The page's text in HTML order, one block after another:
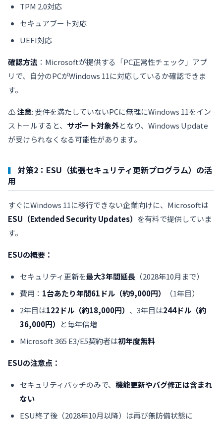
TPM 2.0対応
セキュアブート対応
UEFI対応
確認方法 ：Microsoftが提供する「PC正常性チェック」アプ
リで、自分のPCがWindows 11に対応しているか確認できま
す。
⚠️注意: 要件を満たしていないPCに無理にWindows 11をイン
ストールすると、 サポート対象外となり、Windows Update
が受けられなくなる可能性があります。
対策2：ESU（拡張セキュリティ更新プログラム）の活
用
すぐにWindows 11に移行できない企業向けに、Microsoftは
ESU（Extended Security Updates） を有料で提供していま
す。
ESUの概要：
セキュリティ更新を最大3年間延長 （2028年10月まで）
費用： 1台あたり年間61ドル（約9,000円）
（1年目）
2年目は122ドル（約18,000円） 、3年目は244ドル（約
36,000円）
と毎年倍増
Microsoft 365 E3/E5契約者は初年度無料
ESUの注意点：
セキュリティパッチのみで、 機能更新やバグ修正は含まれ
ない
ESU終了後（2028年10月以降）は再び無防備状態に